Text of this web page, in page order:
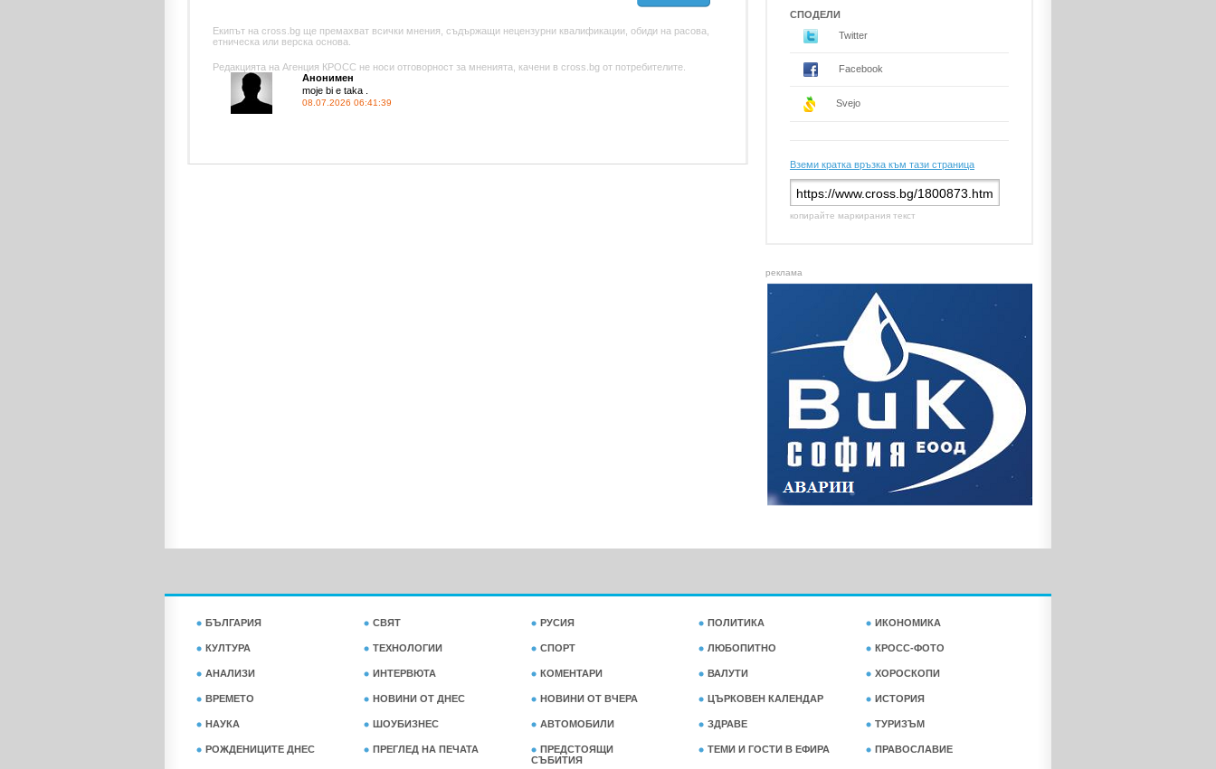
Екипът на cross.bg ще премахват всички мнения, съдържащи нецензурни квалификации, обиди на расова,
етническа или верска основа.
Редакцията на Агенция КРОСС не носи отговорност за мненията, качени в cross.bg от потребителите.
Анонимен
moje bi e taka .
08.07.2026 06:41:39
СПОДЕЛИ
Twitter
Facebook
Svejo
Вземи кратка връзка към тази страница
копирайте маркирания текст
реклама
БЪЛГАРИЯ СВЯТ РУСИЯ ПОЛИТИКА ИКОНОМИКА
КУЛТУРА ТЕХНОЛОГИИ СПОРТ ЛЮБОПИТНО КРОСС-ФОТО
АНАЛИЗИ ИНТЕРВЮТА КОМЕНТАРИ ВАЛУТИ ХОРОСКОПИ
ВРЕМЕТО НОВИНИ ОТ ДНЕС НОВИНИ ОТ ВЧЕРА ЦЪРКОВЕН КАЛЕНДАР ИСТОРИЯ
НАУКА ШОУБИЗНЕС АВТОМОБИЛИ ЗДРАВЕ ТУРИЗЪМ
РОЖДЕНИЦИТЕ ДНЕС ПРЕГЛЕД НА ПЕЧАТА
ПРЕДСТОЯЩИ
СЪБИТИЯ
ТЕМИ И ГОСТИ В ЕФИРА ПРАВОСЛАВИЕ